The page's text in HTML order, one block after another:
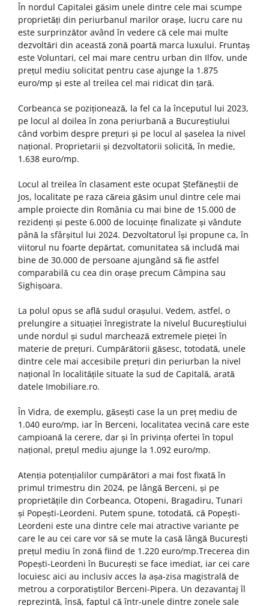
În nordul Capitalei găsim unele dintre cele mai scumpe
proprietăți din periurbanul marilor orașe, lucru care nu
este surprinzător având în vedere că cele mai multe
dezvoltări din această zonă poartă marca luxului. Fruntaș
este Voluntari, cel mai mare centru urban din Ilfov, unde
prețul mediu solicitat pentru case ajunge la 1.875
euro/mp și este al treilea cel mai ridicat din țară.
Corbeanca se poziționează, la fel ca la începutul lui 2023,
pe locul al doilea în zona periurbană a Bucureștiului
când vorbim despre prețuri și pe locul al șaselea la nivel
național. Proprietarii și dezvoltatorii solicită, în medie,
1.638 euro/mp.
Locul al treilea în clasament este ocupat Ștefăneștii de
Jos, localitate pe raza căreia găsim unul dintre cele mai
ample proiecte din România cu mai bine de 15.000 de
rezidenți și peste 6.000 de locuințe finalizate și vândute
până la sfârșitul lui 2024. Dezvoltatorul își propune ca, în
viitorul nu foarte depărtat, comunitatea să includă mai
bine de 30.000 de persoane ajungând să fie astfel
comparabilă cu cea din orașe precum Câmpina sau
Sighișoara.
La polul opus se află sudul orașului. Vedem, astfel, o
prelungire a situației înregistrate la nivelul Bucureștiului
unde nordul și sudul marchează extremele pieței în
materie de prețuri. Cumpărătorii găsesc, totodată, unele
dintre cele mai accesibile prețuri din periurban la nivel
național în localitățile situate la sud de Capitală, arată
datele Imobiliare.ro.
În Vidra, de exemplu, găsești case la un preț mediu de
1.040 euro/mp, iar în Berceni, localitatea vecină care este
campioană la cerere, dar și în privința ofertei în topul
național, prețul mediu ajunge la 1.092 euro/mp.
Atenția potențialilor cumpărători a mai fost fixată în
primul trimestru din 2024, pe lângă Berceni, și pe
proprietățile din Corbeanca, Otopeni, Bragadiru, Tunari
și Popești-Leordeni. Putem spune, totodată, că Popești-
Leordeni este una dintre cele mai atractive variante pe
care le au cei care vor să se mute la casă lângă București
prețul mediu în zonă fiind de 1.220 euro/mp.Trecerea din
Popești-Leordeni în București se face imediat, iar cei care
locuiesc aici au inclusiv acces la așa-zisa magistrală de
metrou a corporatiștilor Berceni-Pipera. Un dezavantaj îl
reprezintă, însă, faptul că într-unele dintre zonele sale